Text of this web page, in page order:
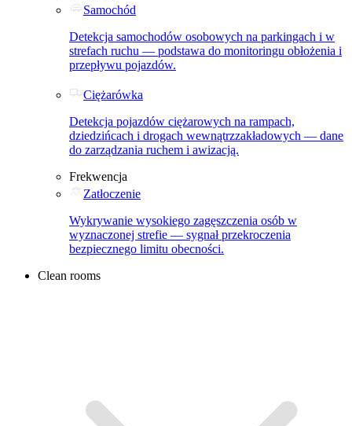
Samochód
Detekcja samochodów osobowych na parkingach i w
strefach ruchu — podstawa do monitoringu obłożenia i
przepływu pojazdów.
Ciężarówka
Detekcja pojazdów ciężarowych na rampach,
dziedzińcach i drogach wewnątrzzakładowych — dane
do zarządzania ruchem i awizacją.
Frekwencja
Zatłoczenie
Wykrywanie wysokiego zagęszczenia osób w
wyznaczonej strefie — sygnał przekroczenia
bezpiecznego limitu obecności.
Clean rooms